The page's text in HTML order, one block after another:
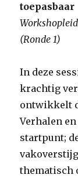
toepasbaar
(Ronde 1)
In deze
krachtig
ontwikkelt
Verhalen
startpunt;
thematisch